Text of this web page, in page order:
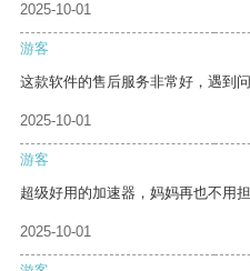
2025-10-01
游客
这款软件的售后服务非常好，遇到
2025-10-01
游客
超级好用的加速器，妈妈再也不用
2025-10-01